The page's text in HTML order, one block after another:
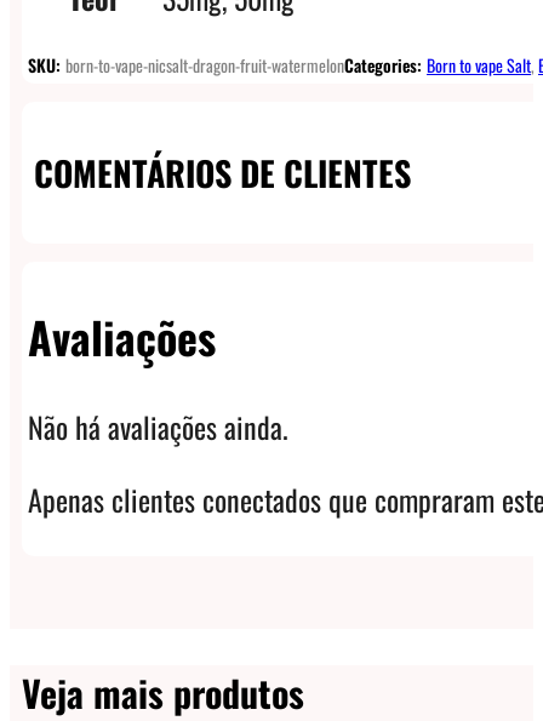
SKU: born-to-vape-nicsalt-dragon-fruit-watermelonCategories: Born to vape Salt,
COMENTÁRIOS DE CLIENTES
Avaliações
Não há avaliações ainda.
Apenas clientes conectados que compraram
Veja mais produtos